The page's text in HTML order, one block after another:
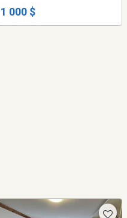
1 000 $